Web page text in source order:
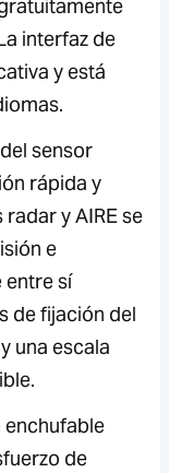
interfaz de
y está
sensor
rápida y
y AIRE se
e
entre sí
de fijación del
una escala
enchufable
de